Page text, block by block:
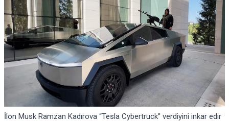
İlon Musk Ramzan Kadırova “Tesla Cybertruck” verdiyini inkar edir